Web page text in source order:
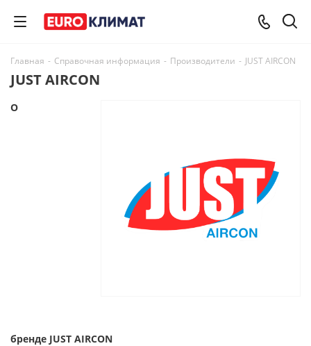
Главная - Справочная информация - Производители - JUST AIRCON
JUST AIRCON
О
бренде JUST AIRCON